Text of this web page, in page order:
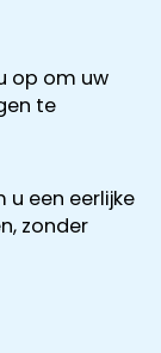
op om uw
te
u een eerlijke
zonder